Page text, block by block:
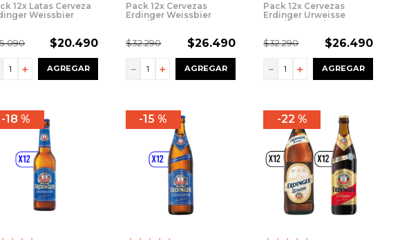
12x Latas Cerveza
Weissbier
.090 $20.490
＋ AGREGAR
Pack 12x Cervezas
Erdinger Weissbier
Botella 500ml
$32.290 $26.490
＋
－ AGREGAR
Pack 12x Cervezas
Erdinger Urweisse
Botella 500ml
$32.290 $26.490
＋
－ AGREGAR
18 % 15 % 22 %